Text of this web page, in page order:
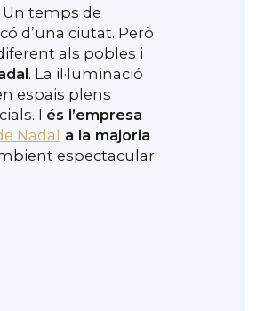
Un temps de
d’una ciutat. Però
als pobles i
. La il·luminació
espais plens
I és l’empresa
Nadal a la majoria
espectacular